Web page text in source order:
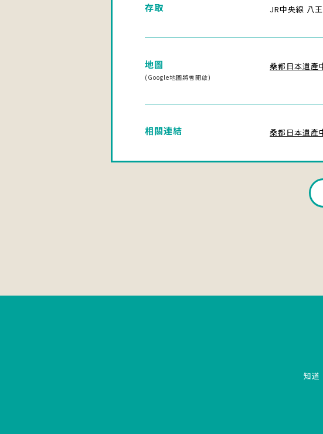
存取 JR中央線 八
地圖
(Google地圖將會開啟)
桑都日本遺產
相關連結 桑都日本遺產
知道